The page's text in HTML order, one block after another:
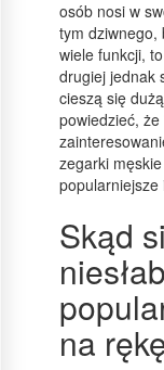
osób nosi w
tym dziwnego,
wiele funkcji,
drugiej jednak
cieszą się
powiedzieć,
zegarki
popularniejsze
Skąd
na